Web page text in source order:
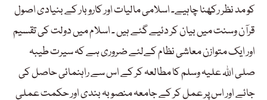
کو مد نظر رکھنا چاہیے۔ اسلامی مالیات اور کاروبار کے بنیادی اصول
قرآن وسنت میں بیان کر دئیے گئے ہیں ۔ اسلام میں دولت کی تقسیم
اور ایک متوازن معاشی نظام کےلئے ضروری ہے کہ سیرت طیبہ
صلی اللہ علیہ وسلم کا مطالعہ کر کے اس سے راہنمائی حاصل کی
جائے اور اس پر عمل کر کے جامعہ منصوبہ بندی اور حکمت عملی